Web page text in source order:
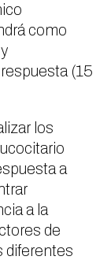
como
(15
los
a
a la
de
diferentes